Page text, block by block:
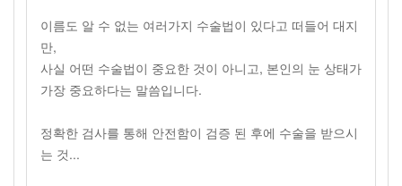
이름도 알 수 없는 여러가지 수술법이 있다고 떠들어 대지
만,
사실 어떤 수술법이 중요한 것이 아니고, 본인의 눈 상태가
가장 중요하다는 말씀입니다.
정확한 검사를 통해 안전함이 검증 된 후에 수술을 받으시
는 것...